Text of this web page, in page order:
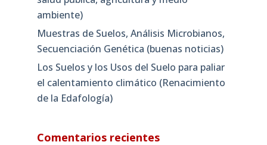
ambiente)
Muestras de Suelos, Análisis Microbianos,
Secuenciación Genética (buenas noticias)
Los Suelos y los Usos del Suelo para paliar
el calentamiento climático (Renacimiento
de la Edafología)
Comentarios recientes